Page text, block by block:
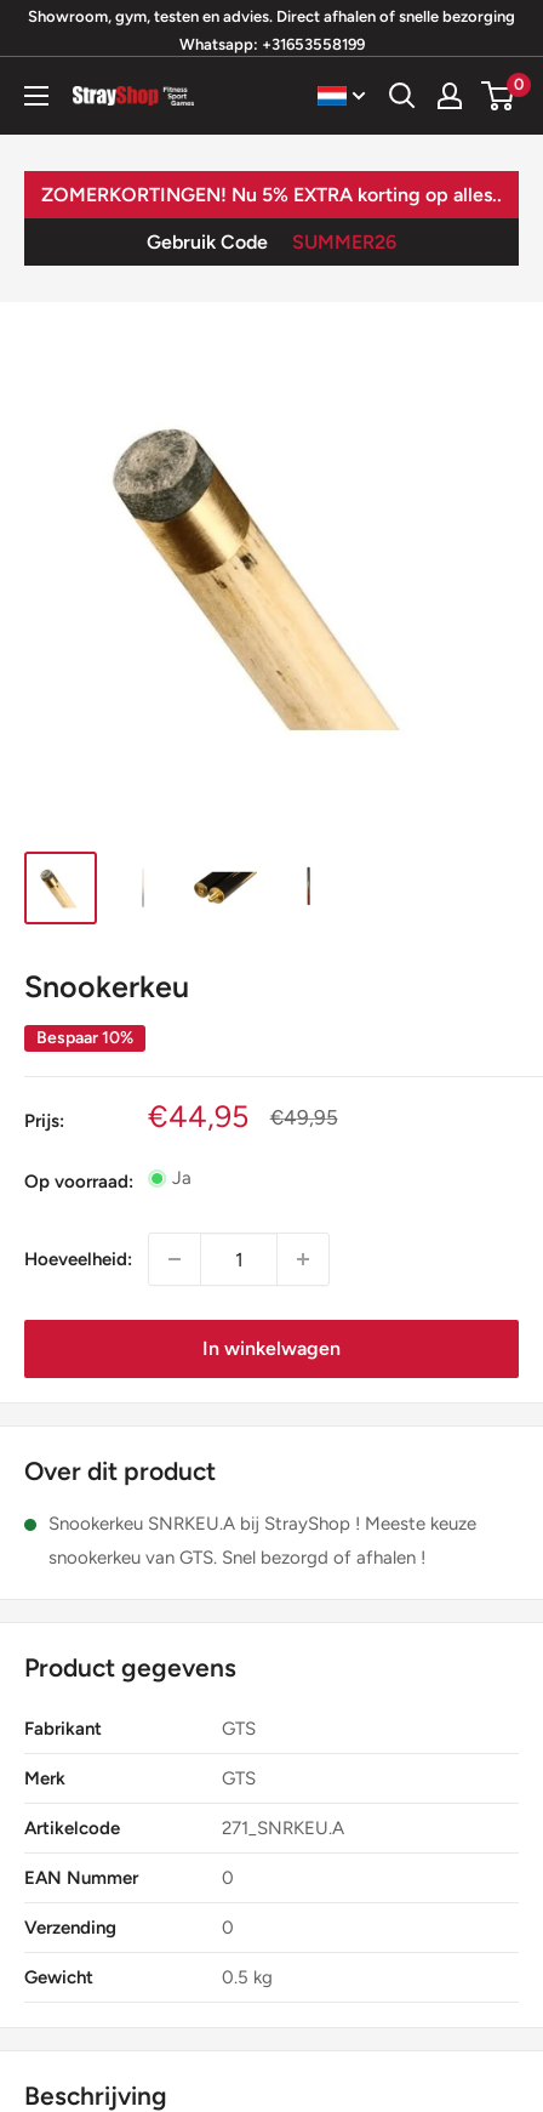
inhoud
Showroom, gym, testen en advies. Direct afhalen of snelle bezorging
Whatsapp: +31653558199
StrayShop
B.V.
0
ZOMERKORTINGEN! Nu 5% EXTRA korting op alles..
Gebruik Code SUMMER26
Snookerkeu
Bespaar 10%
Prijs: Verkoopprijs
€44,95
Normale
€49,95
Op voorraad: Ja
Hoeveelheid:
In winkelwagen
Over dit product
Snookerkeu SNRKEU.A bij StrayShop ! Meeste keuze
snookerkeu van GTS. Snel bezorgd of afhalen !
Product gegevens
Fabrikant GTS
Merk GTS
Artikelcode 271_SNRKEU.A
EAN Nummer 0
Verzending 0
Gewicht 0.5 kg
Beschrijving